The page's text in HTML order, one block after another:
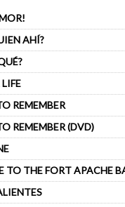
AHÍ?
REMEMBER
REMEMBER (DVD)
TO THE FORT APACHE